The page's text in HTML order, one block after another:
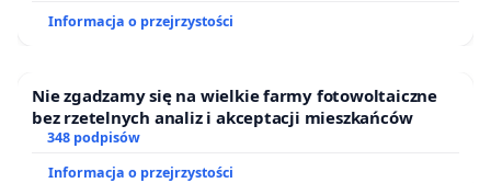
Puszczy Knyszyńskiej
Informacja o przejrzystości
Nie zgadzamy się na wielkie farmy fotowoltaiczne
bez rzetelnych analiz i akceptacji mieszkańców
348 podpisów
Informacja o przejrzystości